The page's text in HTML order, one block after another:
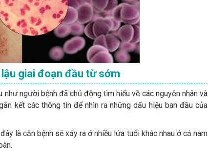
giai đoạn đầu từ sớm
như người bệnh đã chủ động tìm hiểu về các nguyên nhân và
kết các thông tin để nhìn ra những dấu hiệu ban đầu của
là căn bệnh sẽ xảy ra ở nhiều lứa tuổi khác nhau ở cả nam